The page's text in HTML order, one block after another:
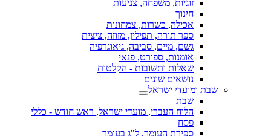
זוגיות, משפחה, צניעות
חינוך
אכילה, כשרות, צמחונות
ספר תורה, תפילין, מזוזה, ציצית
גשם, מיים, סביבה, גיאוגרפיה
אומנות, ספורט, פנאי
שאלות ותשובות - הקלטות
נושאים שונים
שבת ומועדי ישראל
שבת
הלוח העברי, מועדי ישראל, ראש חודש - כללי
פסח
ספירת העומר, ל"ג בעומר